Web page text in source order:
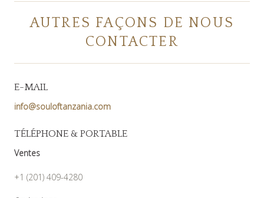
AUTRES FAÇONS DE NOUS
CONTACTER
E-MAIL
info@souloftanzania.com
TÉLÉPHONE & PORTABLE
Ventes
+1 (201) 409-4280